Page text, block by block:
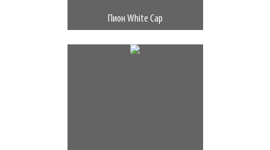
Пион White Cap